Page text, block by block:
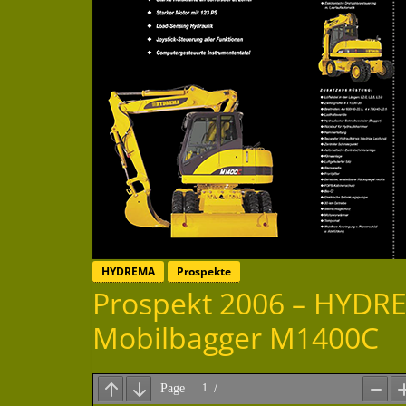
HYDREMA Prospekte
Prospekt 2006 –
Mobilbagger M1400C